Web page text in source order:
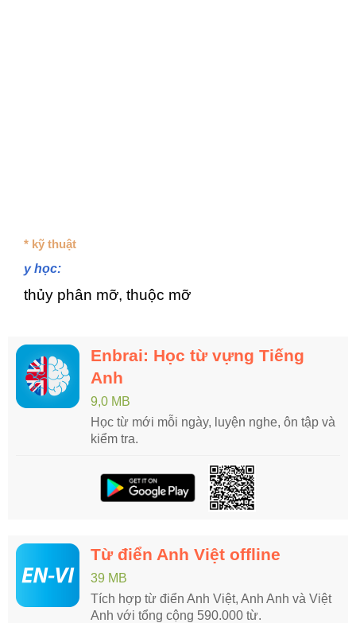
* kỹ thuật
y học:
thủy phân mỡ, thuộc mỡ
Enbrai: Học từ vựng Tiếng
Anh
9,0 MB
Học từ mới mỗi ngày, luyện nghe, ôn tập và
kiểm tra.
Từ điển Anh Việt offline
39 MB
Tích hợp từ điển Anh Việt, Anh Anh và Việt
Anh với tổng cộng 590.000 từ.